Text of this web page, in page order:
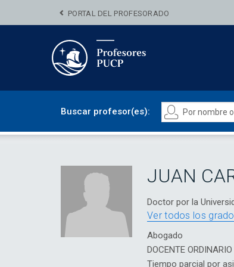
PORTAL DEL PROFESORADO
Buscar profesor(es):
JUAN
Doctor por la
Ver todos los
Abogado
DOCENTE
Tiempo parcial por